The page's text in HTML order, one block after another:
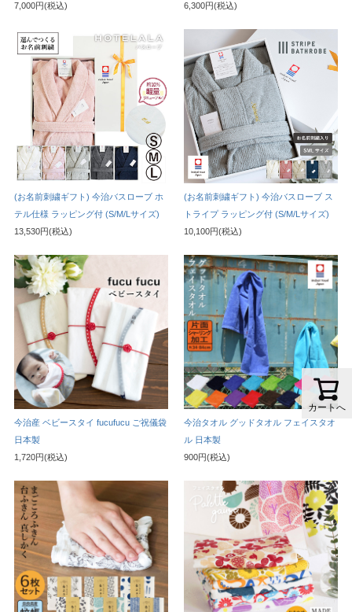
7,000円(税込)
6,300円(税込)
(お名前刺繍ギフト) 今治バスローブ ホ
テル仕様 ラッピング付 (S/M/Lサイズ)
13,530円(税込)
(お名前刺繍ギフト) 今治バスローブ ス
トライプ ラッピング付 (S/M/Lサイズ)
10,100円(税込)
今治産 ベビースタイ fucufucu ご祝儀袋
日本製
1,720円(税込)
今治タオル グッドタオル フェイスタオ
ル 日本製
900円(税込)
カートへ